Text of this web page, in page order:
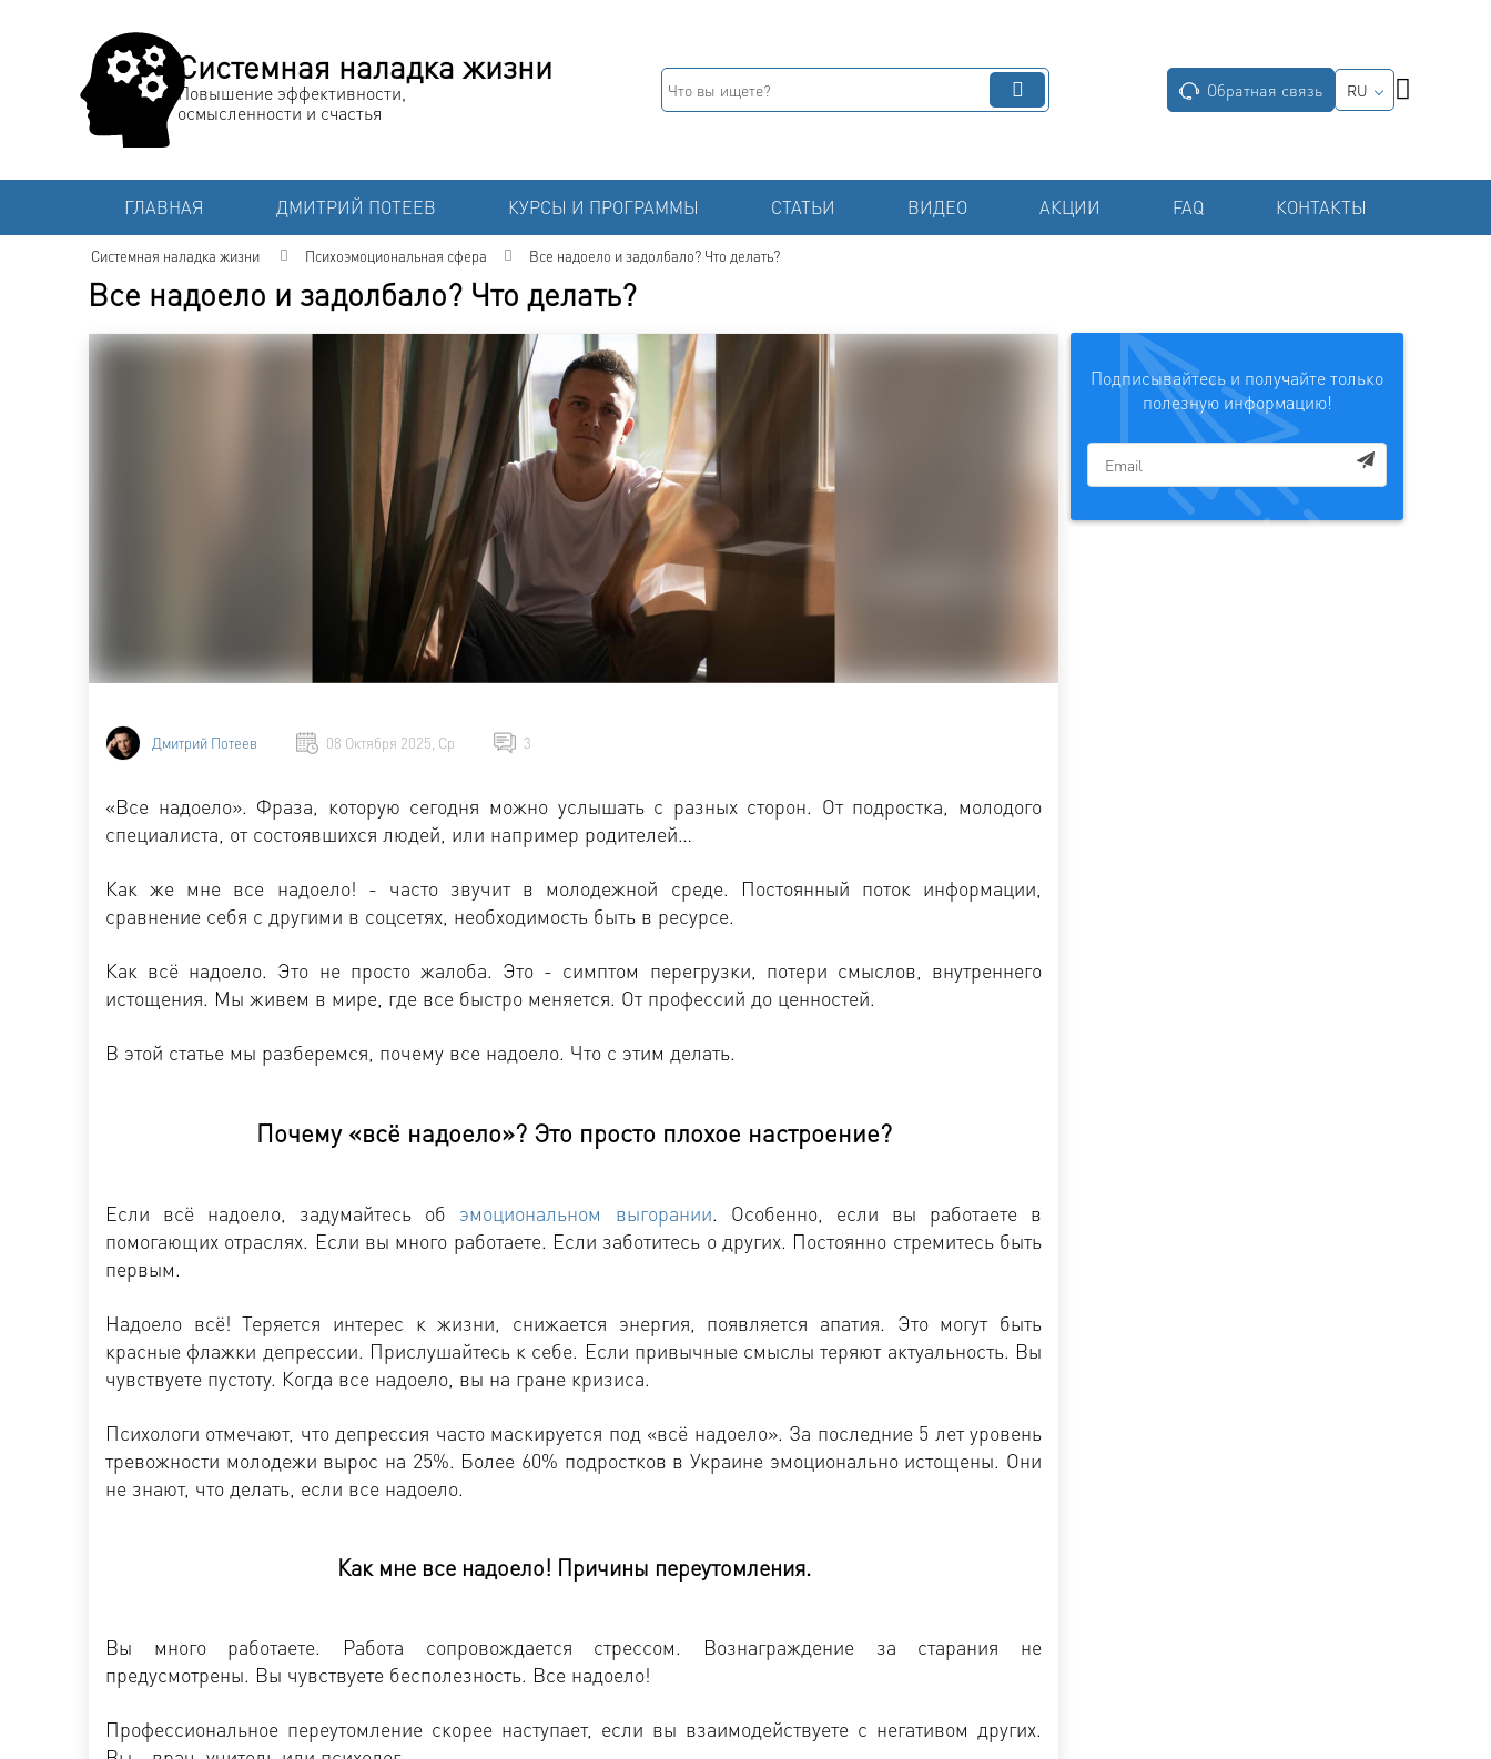
Системная наладка жизни
Повышение эффективности,
осмысленности и счастья
Обратная связь RU
ГЛАВНАЯ ДМИТРИЙ ПОТЕЕВ КУРСЫ И ПРОГРАММЫ СТАТЬИ ВИДЕО АКЦИИ FAQ КОНТАКТЫ
Системная наладка жизни Психоэмоциональная сфера Все надоело и задолбало? Что делать?
Все надоело и задолбало? Что делать?
Подписывайтесь и получайте только
полезную информацию!
Дмитрий Потеев 08 Октября 2025, Ср 3
«Все надоело». Фраза, которую сегодня можно услышать с разных сторон. От подростка, молодого
специалиста, от состоявшихся людей, или например родителей…
Как же мне все надоело! - часто звучит в молодежной среде. Постоянный поток информации,
сравнение себя с другими в соцсетях, необходимость быть в ресурсе.
Как всё надоело. Это не просто жалоба. Это - симптом перегрузки, потери смыслов, внутреннего
истощения. Мы живем в мире, где все быстро меняется. От профессий до ценностей.
В этой статье мы разберемся, почему все надоело. Что с этим делать.
Почему «всё надоело»? Это просто плохое настроение?
Если всё надоело, задумайтесь об эмоциональном выгорании. Особенно, если вы работаете в
помогающих отраслях. Если вы много работаете. Если заботитесь о других. Постоянно стремитесь быть
первым.
Надоело всё! Теряется интерес к жизни, снижается энергия, появляется апатия. Это могут быть
красные флажки депрессии. Прислушайтесь к себе. Если привычные смыслы теряют актуальность. Вы
чувствуете пустоту. Когда все надоело, вы на гране кризиса.
Психологи отмечают, что депрессия часто маскируется под «всё надоело». За последние 5 лет уровень
тревожности молодежи вырос на 25%. Более 60% подростков в Украине эмоционально истощены. Они
не знают, что делать, если все надоело.
Как мне все надоело! Причины переутомления.
Вы много работаете. Работа сопровождается стрессом. Вознаграждение за старания не
предусмотрены. Вы чувствуете бесполезность. Все надоело!
Профессиональное переутомление скорее наступает, если вы взаимодействуете с негативом других.